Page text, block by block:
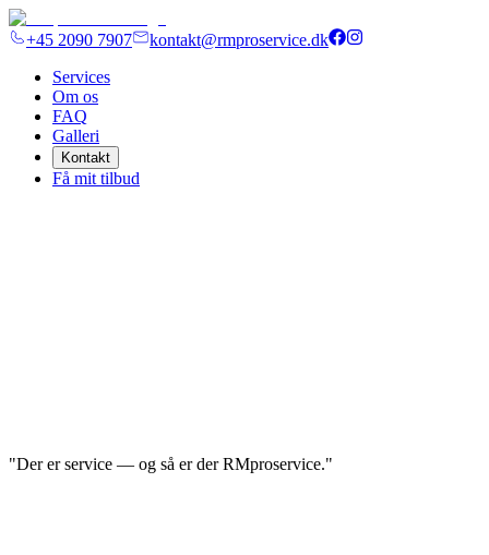
+45 2090 7907
kontakt@rmproservice.dk
Services
Om os
FAQ
Galleri
Kontakt
Få mit tilbud
"Der er service — og så er der RMproservice."